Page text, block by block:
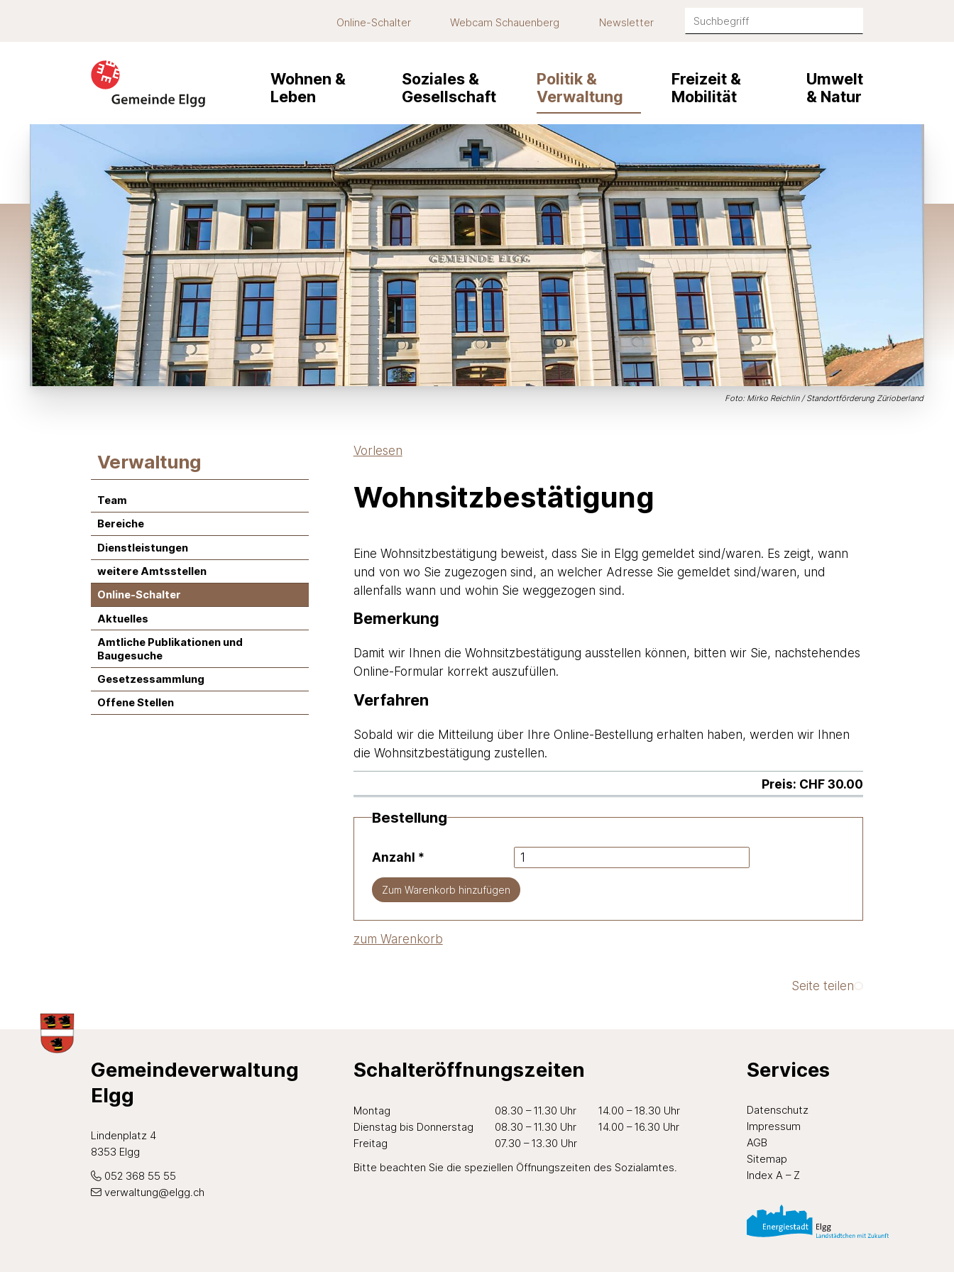
Online-Schalter Webcam Schauenberg Newsletter
Suchbegriff
Hauptnavigation
Wohnen &
Leben
Soziales &
Gesellschaft
Politik &
Verwaltung
Freizeit &
Mobilität
Umwelt
& Natur
Foto: Mirko Reichlin / Standortförderung Zürioberland
Subnavigation:
Verwaltung
Team
Bereiche
Dienstleistungen
weitere Amtsstellen
Online-Schalter
Aktuelles
Amtliche Publikationen und
Baugesuche
Gesetzessammlung
Offene Stellen
Vorlesen
Wohnsitzbestätigung
Eine Wohnsitzbestätigung beweist, dass Sie in Elgg gemeldet sind/waren. Es zeigt, wann
und von wo Sie zugezogen sind, an welcher Adresse Sie gemeldet sind/waren, und
allenfalls wann und wohin Sie weggezogen sind.
Bemerkung
Damit wir Ihnen die Wohnsitzbestätigung ausstellen können, bitten wir Sie, nachstehendes
Online-Formular korrekt auszufüllen.
Verfahren
Sobald wir die Mitteilung über Ihre Online-Bestellung erhalten haben, werden wir Ihnen
die Wohnsitzbestätigung zustellen.
Preis: CHF 30.00
Bestellung
Anzahl *
Zum Warenkorb hinzufügen
zum Warenkorb
Seite teilen
Footer
Gemeindeverwaltung
Elgg
Lindenplatz 4
8353 Elgg
052 368 55 55
verwaltung@elgg.ch
Schalteröffnungszeiten
Wochentag Öffnungszeiten Vormittag Öffnungszeiten Nachmittag
Montag 08.30 – 11.30 Uhr
14.00 – 18.30 Uhr
Dienstag bis Donnerstag 08.30 – 11.30 Uhr
14.00 – 16.30 Uhr
Freitag
07.30 – 13.30 Uhr
Bitte beachten Sie die speziellen Öffnungszeiten des Sozialamtes.
Services
Datenschutz
Impressum
AGB
Sitemap
Index A – Z